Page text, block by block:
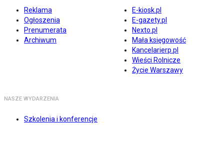
Reklama
Ogłoszenia
Prenumerata
Archiwum
E-kiosk.pl
E-gazety.pl
Nexto.pl
Mała księgowość
Kancelarierp.pl
Wieści Rolnicze
Życie Warszawy
NASZE WYDARZENIA
Szkolenia i konferencje